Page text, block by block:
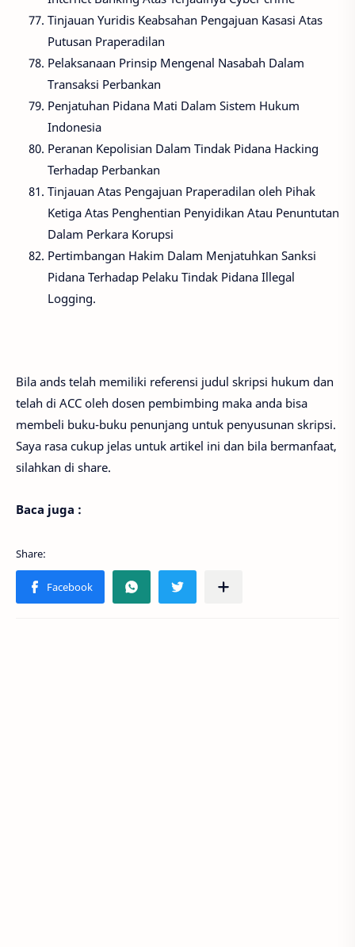
Tinjauan Yuridis Keabsahan Pengajuan Kasasi Atas
Putusan Praperadilan
Pelaksanaan Prinsip Mengenal Nasabah Dalam
Transaksi Perbankan
Penjatuhan Pidana Mati Dalam Sistem Hukum
Indonesia
Peranan Kepolisian Dalam Tindak Pidana Hacking
Terhadap Perbankan
Tinjauan Atas Pengajuan Praperadilan oleh Pihak
Ketiga Atas Penghentian Penyidikan Atau Penuntutan
Dalam Perkara Korupsi
Pertimbangan Hakim Dalam Menjatuhkan Sanksi
Pidana Terhadap Pelaku Tindak Pidana Illegal
Logging.
Bila ands telah memiliki referensi judul skripsi hukum dan
telah di ACC oleh dosen pembimbing maka anda bisa
membeli buku-buku penunjang untuk penyusunan skripsi.
Saya rasa cukup jelas untuk artikel ini dan bila bermanfaat,
silahkan di share.
Baca juga :